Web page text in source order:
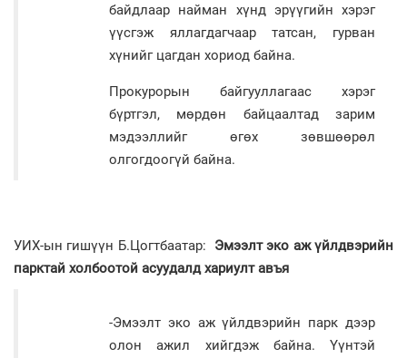
байдлаар найман хүнд эрүүгийн хэрэг
үүсгэж яллагдагчаар татсан, гурван
хүнийг цагдан хориод байна.
Прокурорын байгууллагаас хэрэг
бүртгэл, мөрдөн байцаалтад зарим
мэдээллийг өгөх зөвшөөрөл
олгогдоогүй байна.
УИХ-ын гишүүн Б.Цогтбаатар: Эмээлт эко аж үйлдвэрийн
парктай холбоотой асуудалд хариулт авъя
-Эмээлт эко аж үйлдвэрийн парк дээр
олон ажил хийгдэж байна. Үүнтэй